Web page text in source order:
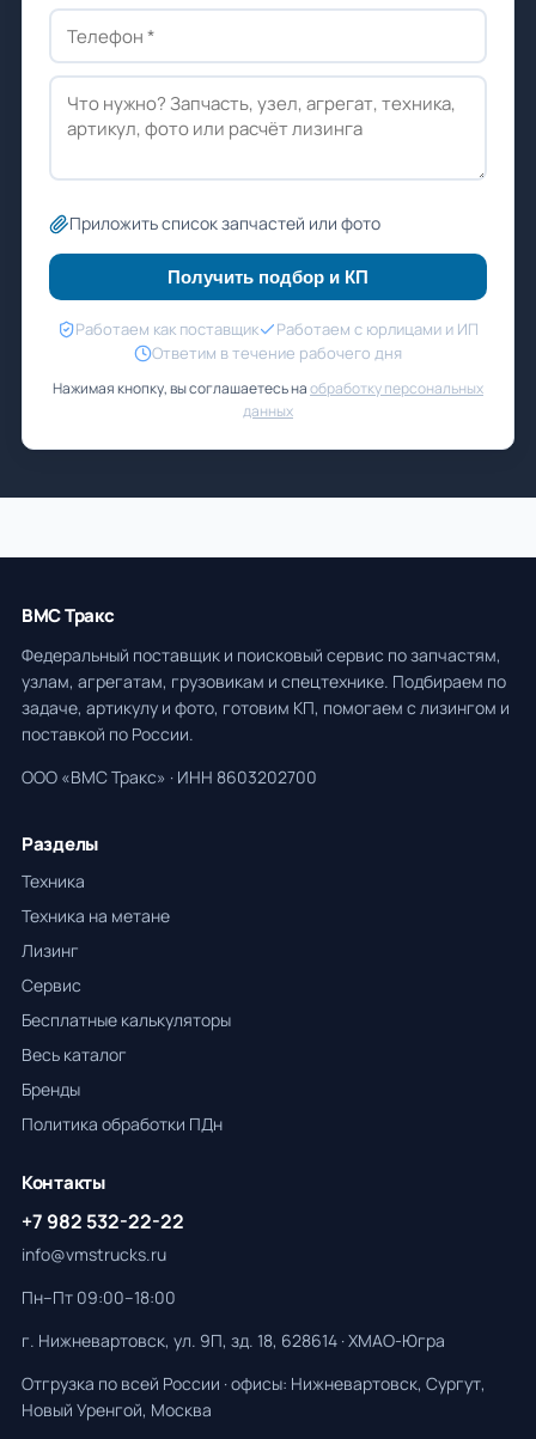
Приложить список запчастей или фото
Получить подбор и КП
Работаем как поставщик
Работаем с юрлицами и ИП
Ответим в течение рабочего дня
Нажимая кнопку, вы соглашаетесь наобработку персональных
данных
ВМС Тракс
Федеральный поставщик и поисковый сервис по запчастям,
узлам, агрегатам, грузовикам и спецтехнике. Подбираем по
задаче, артикулу и фото, готовим КП, помогаем с лизингом и
поставкой по России.
ООО «ВМС Тракс» · ИНН 8603202700
Разделы
Техника
Техника на метане
Лизинг
Сервис
Бесплатные калькуляторы
Весь каталог
Бренды
Политика обработки ПДн
Контакты
+7 982 532-22-22
info@vmstrucks.ru
Пн–Пт 09:00–18:00
г. Нижневартовск, ул. 9П, зд. 18, 628614 · ХМАО-Югра
Отгрузка по всей России · офисы: Нижневартовск, Сургут,
Новый Уренгой, Москва